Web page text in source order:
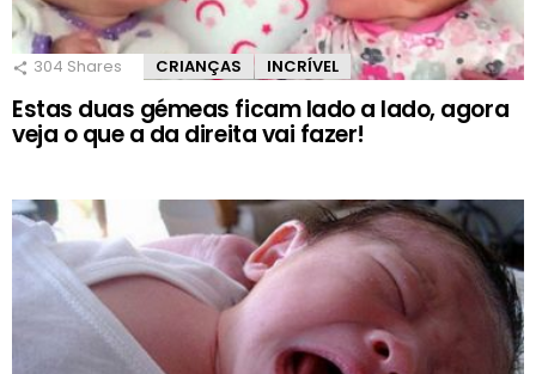
304 Shares CRIANÇAS INCRÍVEL
Estas duas gémeas ficam lado a lado, agora
veja o que a da direita vai fazer!